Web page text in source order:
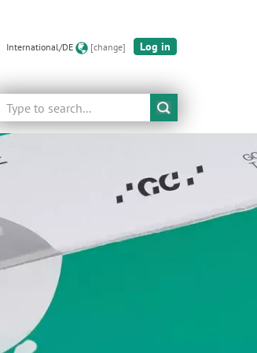
International/DE [change] Log in
Search